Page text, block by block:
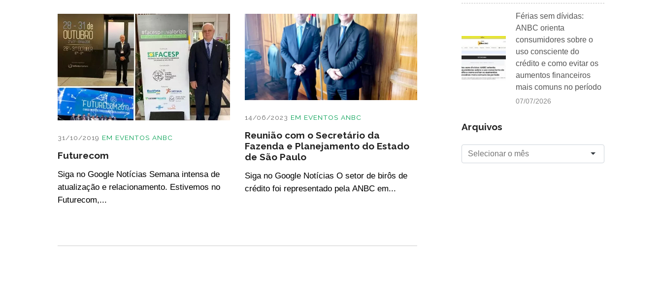
31/10/2019 EM EVENTOS ANBC
Futurecom
Siga no Google Notícias Semana intensa de
atualização e relacionamento. Estivemos no
Futurecom,...
14/06/2023 EM EVENTOS ANBC
Reunião com o Secretário da
Fazenda e Planejamento do Estado
de São Paulo
Siga no Google Notícias O setor de birôs de
crédito foi representado pela ANBC em...
Férias sem dívidas:
ANBC orienta
consumidores sobre o
uso consciente do
crédito e como evitar os
aumentos financeiros
mais comuns no período
07/07/2026
Arquivos